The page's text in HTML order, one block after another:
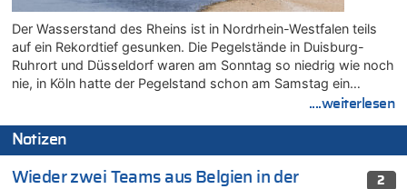
Der Wasserstand des Rheins ist in Nordrhein-Westfalen teils
auf ein Rekordtief gesunken. Die Pegelstände in Duisburg-
Ruhrort und Düsseldorf waren am Sonntag so niedrig wie noch
nie, in Köln hatte der Pegelstand schon am Samstag ein…
....weiterlesen
Notizen
2
Wieder zwei Teams aus Belgien in der